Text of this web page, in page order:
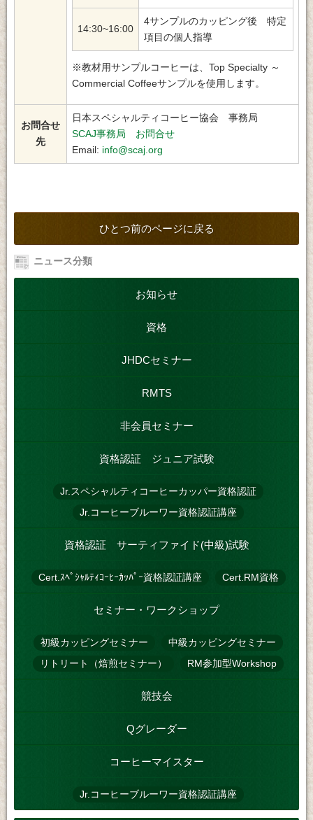
14:30~16:00
4サンプルのカッピング後 特定
項目の個人指導
※教材用サンプルコーヒーは、Top Specialty ～
Commercial Coffeeサンプルを使用します。
お問合せ
先
日本スペシャルティコーヒー協会 事務局
SCAJ事務局 お問合せ
Email: info@scaj.org
ひとつ前のページに戻る
ニュース分類
お知らせ
資格
JHDCセミナー
RMTS
非会員セミナー
資格認証 ジュニア試験
Jr.スペシャルティコーヒーカッパー資格認証
Jr.コーヒーブルーワー資格認証講座
資格認証 サーティファイド(中級)試験
Cert.ｽﾍﾟｼｬﾙﾃｨｺｰﾋｰｶｯﾊﾟｰ資格認証講座 Cert.RM資格
セミナー・ワークショップ
初級カッピングセミナー
中級カッピングセミナー
リトリート（焙煎セミナー）
RM参加型Workshop
競技会
Qグレーダー
コーヒーマイスター
Jr.コーヒーブルーワー資格認証講座